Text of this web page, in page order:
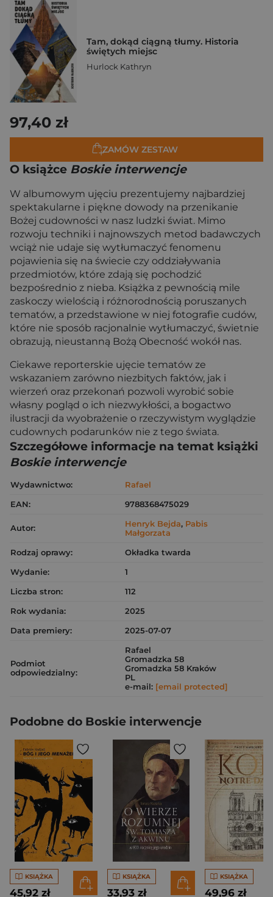
Tam, dokąd ciągną tłumy. Historia
świętych miejsc
Hurlock Kathryn
97,40 zł
ZAMÓW ZESTAW
O książce Boskie interwencje
W albumowym ujęciu prezentujemy najbardziej
spektakularne i piękne dowody na przenikanie
Bożej cudowności w nasz ludzki świat. Mimo
rozwoju techniki i najnowszych metod badawczych
wciąż nie udaje się wytłumaczyć fenomenu
pojawienia się na świecie czy oddziaływania
przedmiotów, które zdają się pochodzić
bezpośrednio z nieba. Książka z pewnością mile
zaskoczy wielością i różnorodnością poruszanych
tematów, a przedstawione w niej fotografie cudów,
które nie sposób racjonalnie wytłumaczyć, świetnie
obrazują, nieustanną Bożą Obecność wokół nas.
Ciekawe reporterskie ujęcie tematów ze
wskazaniem zarówno niezbitych faktów, jak i
wierzeń oraz przekonań pozwoli wyrobić sobie
własny pogląd o ich niezwykłości, a bogactwo
ilustracji da wyobrażenie o rzeczywistym wyglądzie
cudownych podarunków nie z tego świata.
Szczegółowe informacje na temat książki
Boskie interwencje
Wydawnictwo:
Rafael
EAN:
9788368475029
Autor: Henryk Bejda, Pabis
Małgorzata
Rodzaj oprawy:
Okładka twarda
Wydanie:
1
Liczba stron:
112
Rok wydania:
2025
Data premiery:
2025-07-07
Podmiot
odpowiedzialny:
Rafael
Gromadzka 58
Gromadzka 58 Kraków
PL
e-mail: [email protected]
Podobne do Boskie interwencje
KSIĄŻKA
45,92 zł
KSIĄŻKA
33,93 zł
KSIĄŻKA
49,96 zł